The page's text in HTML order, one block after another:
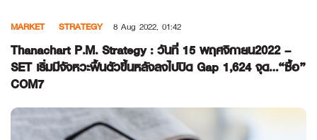
content
MARKET STRATEGY 8 Aug 2022, 01:42
Thanachart P.M. Strategy : วันที่ 15 พฤศจิกายน2022 –
SET เริ่มมีจังหวะฟื้นตัวขึ้นหลังลงไปปิด Gap 1,624 จุด…“ซื้อ”
COM7